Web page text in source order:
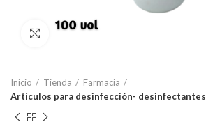
Click para ampliar
Inicio Tienda
Farmacia
Artículos para desinfección- desinfectantes